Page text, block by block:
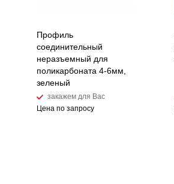
Профиль
соединительный
неразъемный для
поликарбоната 4-6мм,
зеленый
закажем для Вас
Цена по запросу